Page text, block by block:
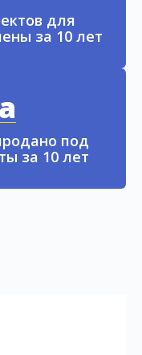
для
за 10 лет
под
за 10 лет